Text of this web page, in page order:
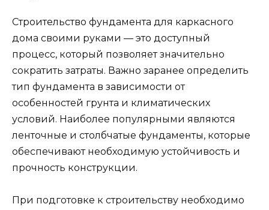
Строительство фундамента для каркасного
дома своими руками — это доступный
процесс, который позволяет значительно
сократить затраты. Важно заранее определить
тип фундамента в зависимости от
особенностей грунта и климатических
условий. Наиболее популярными являются
ленточные и столбчатые фундаменты, которые
обеспечивают необходимую устойчивость и
прочность конструкции.
При подготовке к строительству необходимо